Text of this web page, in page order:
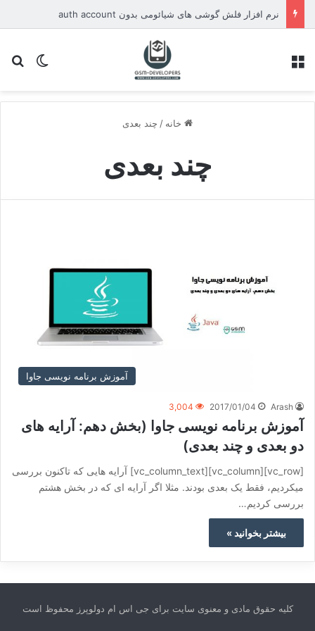
نرم افزار فلش گوشی های شیائومی بدون auth account
تغییر
خانه / چند بعدی
چند بعدی
آموزش برنامه نویسی جاوا
Arash
2017/01/04
3,004
آموزش برنامه نویسی جاوا (بخش دهم: آرایه های
دو بعدی و چند بعدی)
[vc_row][vc_column][vc_column_text] آرایه هایی که تاکنون بررسی
میکردیم، فقط یک بعدی بودند. مثلا اگر آرایه ای که در بخش هشتم
بررسی کردیم…
بیشتر بخوانید »
کلیه حقوق مادی و معنوی سایت برای جی اس ام دولوپرز محفوظ است